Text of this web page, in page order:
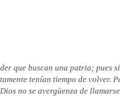
que buscan una patria; pues
tenían tiempo de volver.
no se avergüenza de